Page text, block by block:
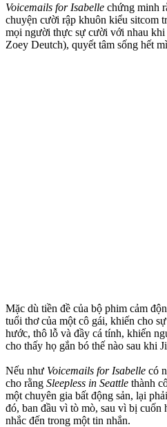
Voicemails for Isabelle chứng minh
chuyện cười rập khuôn kiểu sitcom
mọi người thực sự cười với nhau
Zoey Deutch), quyết tâm sống hết
Mặc dù tiền đề của bộ phim cảm
tuổi thơ của một cô gái, khiến cho
hước, thô lỗ và đầy cá tính, khiến
cho thấy họ gắn bó thế nào sau khi
Nếu như Voicemails for Isabelle có
cho rằng Sleepless in Seattle thành
một chuyên gia bất động sản, lại
đó, ban đầu vì tò mò, sau vì bị cuốn
nhắc đến trong một tin nhắn.